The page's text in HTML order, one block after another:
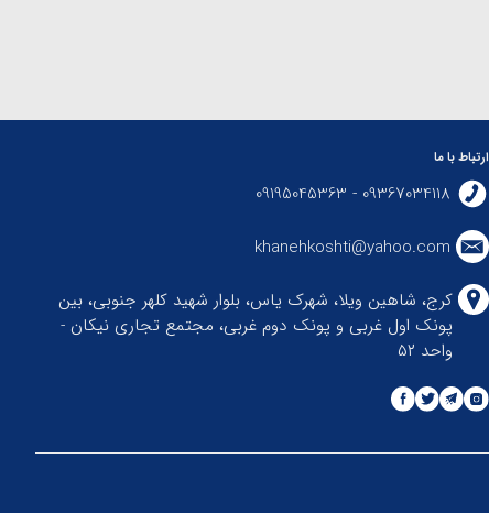
ارتباط با ما
09367034118 - 09195045363
khanehkoshti@yahoo.com
کرج، شاهین ویلا، شهرک یاس، بلوار شهید کلهر جنوبی، بین
پونک اول غربی و پونک دوم غربی، مجتمع تجاری نیکان -
واحد ۵۲